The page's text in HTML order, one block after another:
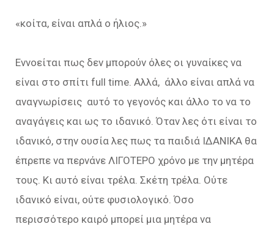
«κοίτα, είναι απλά ο ήλιος.»
Εννοείται πως δεν μπορούν όλες οι γυναίκες να
είναι στο σπίτι full time. Αλλά, άλλο είναι απλά να
αναγνωρίσεις αυτό το γεγονός και άλλο το να το
αναγάγεις και ως το ιδανικό. Όταν λες ότι είναι το
ιδανικό, στην ουσία λες πως τα παιδιά ΙΔΑΝΙΚΑ θα
έπρεπε να περνάνε ΛΙΓΟΤΕΡΟ χρόνο με την μητέρα
τους. Κι αυτό είναι τρέλα. Σκέτη τρέλα. Ούτε
ιδανικό είναι, ούτε φυσιολογικό. Όσο
περισσότερο καιρό μπορεί μια μητέρα να